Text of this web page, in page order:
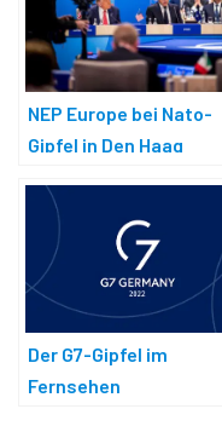
NEP Europe bei Nato-
Gipfel in Den Haag
Der G7-Gipfel im
Fernsehen